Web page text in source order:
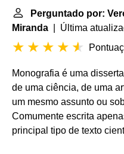
Perguntado por:
Miranda | Última
Monografia é uma
de uma ciência, de uma
um mesmo assunto ou
Comumente escrita
principal tipo de texto